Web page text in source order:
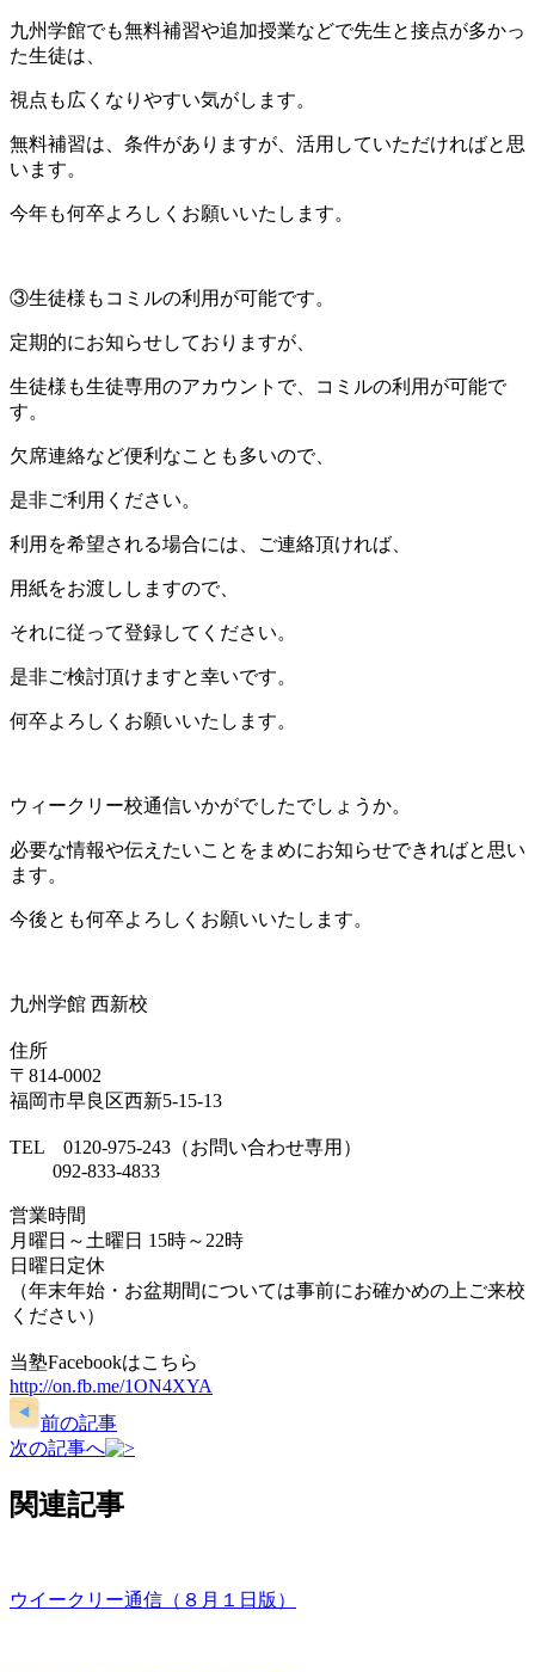
九州学館でも無料補習や追加授業などで先生と接点が多かっ
た生徒は、
視点も広くなりやすい気がします。
無料補習は、条件がありますが、活用していただければと思
います。
今年も何卒よろしくお願いいたします。
③生徒様もコミルの利用が可能です。
定期的にお知らせしておりますが、
生徒様も生徒専用のアカウントで、コミルの利用が可能で
す。
欠席連絡など便利なことも多いので、
是非ご利用ください。
利用を希望される場合には、ご連絡頂ければ、
用紙をお渡ししますので、
それに従って登録してください。
是非ご検討頂けますと幸いです。
何卒よろしくお願いいたします。
ウィークリー校通信いかがでしたでしょうか。
必要な情報や伝えたいことをまめにお知らせできればと思い
ます。
今後とも何卒よろしくお願いいたします。
九州学館 西新校
住所
〒814-0002
福岡市早良区西新5-15-13
TEL 0120-975-243（お問い合わせ専用）
092-833-4833
営業時間
月曜日～土曜日 15時～22時
日曜日定休
（年末年始・お盆期間については事前にお確かめの上ご来校
ください）
当塾Facebookはこちら
http://on.fb.me/1ON4XYA
前の記事
次の記事へ
関連記事
ウイークリー通信（８月１日版）